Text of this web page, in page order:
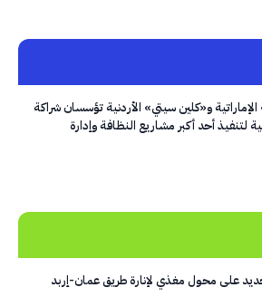
و«كلين سيتي» الأردنية تؤسسان شراكة
لتنفيذ أحد أكبر مشاريع النظافة وإدارة
على محول مغذي لإنارة طريق عمان-إربد